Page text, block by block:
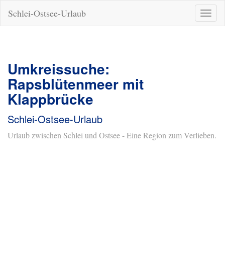
ein-/
Schlei-Ostsee-Urlaub
Umkreissuche:
Rapsblütenmeer mit
Klappbrücke
Schlei-Ostsee-Urlaub
Urlaub zwischen Schlei und Ostsee - Eine Region zum Verlieben.